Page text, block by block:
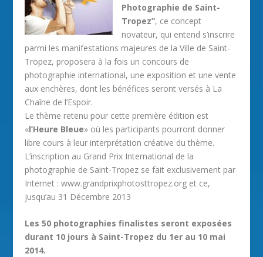
Photographie de Saint-
Tropez”, ce concept
novateur, qui entend s’inscrire
parmi les manifestations majeures de la Ville de Saint-
Tropez, proposera à la fois un concours de
photographie international, une exposition et une vente
aux enchères, dont les bénéfices seront versés à La
Chaîne de l’Espoir.
Le thème retenu pour cette première édition est
«l’Heure Bleue» où les participants pourront donner
libre cours à leur interprétation créative du thème.
L’inscription au Grand Prix International de la
photographie de Saint-Tropez se fait exclusivement par
Internet : www.grandprixphotosttropez.org et ce,
jusqu’au 31 Décembre 2013
Les 50 photographies finalistes seront exposées
durant 10 jours à Saint-Tropez du 1er au 10 mai
2014.